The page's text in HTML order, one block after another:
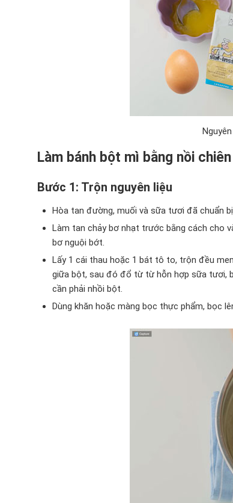
Làm bánh bột mì bằng nồi
Bước 1: Trộn nguyên liệu
Hòa tan đường, muối và sữa tươi đã chuẩn
Làm tan chảy bơ nhạt trước bằng cách cho
bơ nguội bớt.
Lấy 1 cái thau hoặc 1 bát tô to, trộn đều
giữa bột, sau đó đổ từ từ hỗn hợp sữa tươi,
cần phải nhồi bột.
Dùng khăn hoặc màng bọc thực phẩm, bọc